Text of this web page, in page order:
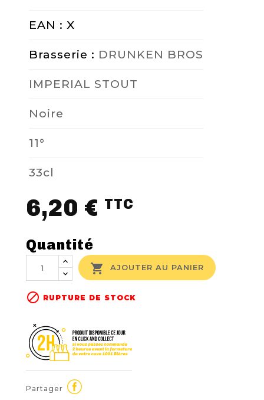
NOUS CONTACTER
EAN : X
Brasserie : DRUNKEN BROS
IMPERIAL STOUT
Noire
11°
33cl
6,20 € TTC
Quantité
 AJOUTER AU PANIER
 RUPTURE DE STOCK
Partager